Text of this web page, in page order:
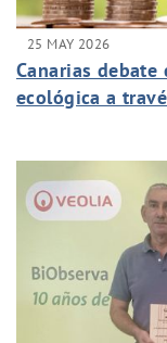
25 MAY 2026
Canarias
ecológica a